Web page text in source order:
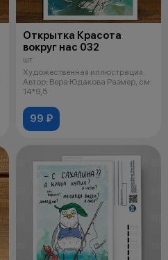
Открытка Красота
вокруг нас 032
шт
Художественная иллюстрация.
Автор: Вера Юдакова Размер, см:
14*9,5
99 ₽